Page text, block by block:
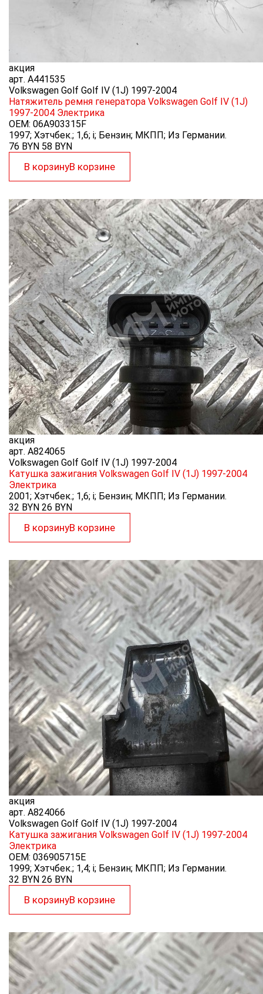
акция
арт. A441535
Volkswagen Golf Golf IV (1J) 1997-2004
Натяжитель ремня генератора Volkswagen Golf IV (1J)
1997-2004 Электрика
OEM: 06A903315F
1997; Хэтчбек.; 1,6; i; Бензин; МКПП; Из Германии.
76 BYN 58 BYN
В корзинуВ корзине
акция
арт. A824065
Volkswagen Golf Golf IV (1J) 1997-2004
Катушка зажигания Volkswagen Golf IV (1J) 1997-2004
Электрика
2001; Хэтчбек.; 1,6; i; Бензин; МКПП; Из Германии.
32 BYN 26 BYN
В корзинуВ корзине
акция
арт. A824066
Volkswagen Golf Golf IV (1J) 1997-2004
Катушка зажигания Volkswagen Golf IV (1J) 1997-2004
Электрика
OEM: 036905715E
1999; Хэтчбек.; 1,4; i; Бензин; МКПП; Из Германии.
32 BYN 26 BYN
В корзинуВ корзине